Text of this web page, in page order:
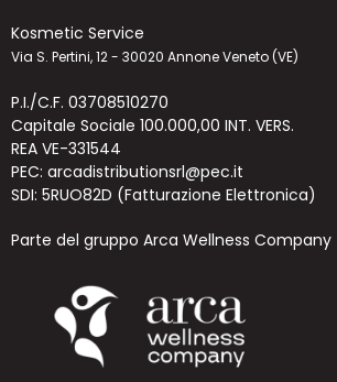
Kosmetic Service
Via S. Pertini, 12 - 30020 Annone Veneto (VE)
P.I./C.F. 03708510270
Capitale Sociale 100.000,00 INT. VERS.
REA VE-331544
PEC: arcadistributionsrl@pec.it
SDI: 5RUO82D (Fatturazione Elettronica)
Parte del gruppo Arca Wellness Company